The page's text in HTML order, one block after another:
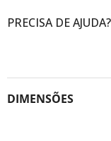
PRECISA DE AJUDA?
DIMENSÕES